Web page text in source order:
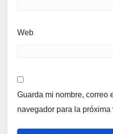
Web
Guarda mi nombre, correo
navegador para la próxima